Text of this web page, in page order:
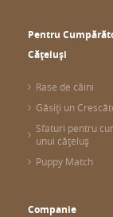
Pentru
Cățeluși
Rase de câini
Găsiți un
Sfaturi pentru
unui cățeluș
Puppy Match
Companie